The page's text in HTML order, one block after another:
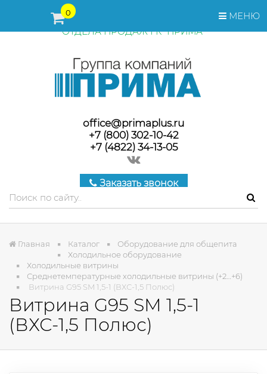
МЕНЮ
0
ПЕРЕД ОФОРМЛЕНИЕМ ЗАКАЗА, СТОИМОСТЬ И СРОКИ
ПОСТАВКИ ТОВАРА УТОЧНЯЙТЕ У МЕНЕДЖЕРОВ
ОТДЕЛА ПРОДАЖ ГК "ПРИМА"
office@primaplus.ru
+7 (800) 302-10-42
+7 (4822) 34-13-05
Заказать звонок
Главная Каталог
Оборудование для общепита
Холодильное оборудование
Холодильные витрины
Среднетемпературные холодильные витрины (+2…+6)
Витрина G95 SM 1,5-1 (ВХС-1,5 Полюс)
Витрина G95 SM 1,5-1
(ВХС-1,5 Полюс)